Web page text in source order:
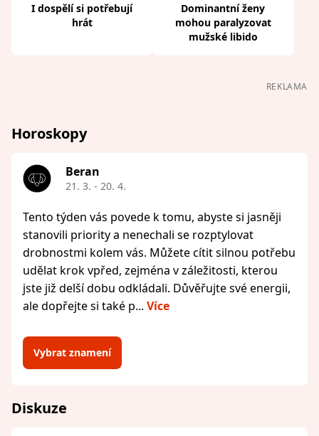
I dospělí si potřebují
hrát
Dominantní ženy
mohou paralyzovat
mužské libido
REKLAMA
Horoskopy
Beran
21. 3. - 20. 4.
Tento týden vás povede k tomu, abyste si jasněji
stanovili priority a nenechali se rozptylovat
drobnostmi kolem vás. Můžete cítit silnou potřebu
udělat krok vpřed, zejména v záležitosti, kterou
jste již delší dobu odkládali. Důvěřujte své energii,
ale dopřejte si také p... Více
Vybrat znamení
Diskuze